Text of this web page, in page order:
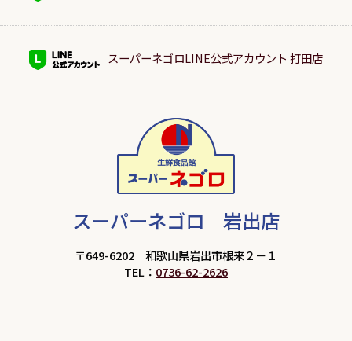
スーパーネゴロLINE公式アカウント 打田店
スーパーネゴロ 岩出店
〒649-6202 和歌山県岩出市根来２－１
TEL： 0736-62-2626